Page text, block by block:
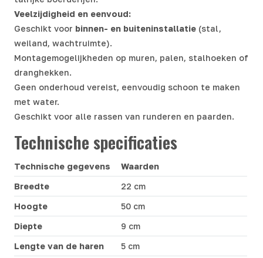
Veelzijdigheid en eenvoud:
Geschikt voor binnen- en buiteninstallatie (stal,
weiland, wachtruimte).
Montagemogelijkheden op muren, palen, stalhoeken of
dranghekken.
Geen onderhoud vereist, eenvoudig schoon te maken
met water.
Geschikt voor alle rassen van runderen en paarden.
Technische specificaties
Technische gegevens
Waarden
Breedte
22 cm
Hoogte
50 cm
Diepte
9 cm
Lengte van de haren
5 cm